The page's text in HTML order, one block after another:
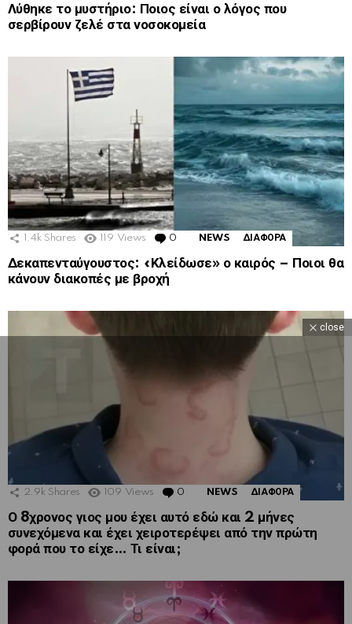
Λύθηκε το μυστήριο: Ποιος είναι ο λόγος που
σερβίρουν ζελέ στα νοσοκομεία
1.4k Shares 119 Views 0 Comments
NEWS ΔΙΑΦΟΡΑ
Δεκαπενταύγουστος: «Κλείδωσε» ο καιρός – Ποιοι θα
κάνουν διακοπές με βροχή
2.9k Shares 109 Views 0 Comments
NEWS ΔΙΑΦΟΡΑ
Ο 8χρονος γιος μου έχει αυτό εδώ και 2 μήνες
συνεχόμενα και έχει χειροτερέψει από την πρώτη
φορά που το είχε… Τι είναι;
close